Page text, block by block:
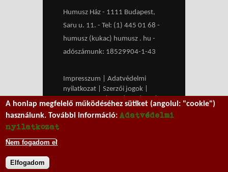
Humusz Ház - 1111 Budapest,
Saru u. 11. - Tel: (1) 445 01 68 -
humusz (kukac) humusz . hu -
adószámunk: 18529904-1-43
Impresszum
Adatvédelmi
nyilatkozat
Szerzői jogok
Médiaajánlat
RSS HU| EN
A honlap megfelelő működéséhez sütiket (angolul: "cookie")
használunk. További információ:Adatvédelmi
nyilatkozat
Nem fogadom el
Elfogadom